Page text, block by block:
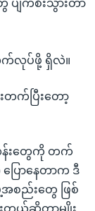
ျက်စီးသွားတာ
ဆက်လုပ်ဖို့ ရှိလဲ။
တက်ပြီးတော့
န်းတွေကို တက်
ြောနေတာက ဒီ
စည်းတွေ ဖြစ်
တယ်ဆိုတာမျိုး